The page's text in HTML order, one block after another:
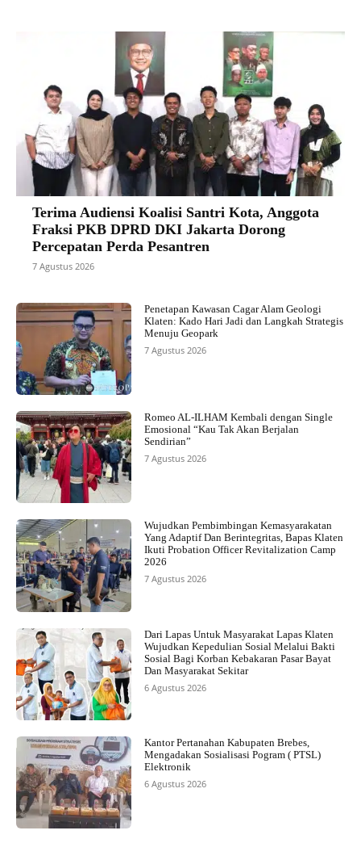
Terima Audiensi Koalisi Santri Kota, Anggota
Fraksi PKB DPRD DKI Jakarta Dorong
Percepatan Perda Pesantren
7 Agustus 2026
Penetapan Kawasan Cagar Alam Geologi
Klaten: Kado Hari Jadi dan Langkah Strategis
Menuju Geopark
7 Agustus 2026
Romeo AL-ILHAM Kembali dengan Single
Emosional “Kau Tak Akan Berjalan
Sendirian”
7 Agustus 2026
Wujudkan Pembimbingan Kemasyarakatan
Yang Adaptif Dan Berintegritas, Bapas Klaten
Ikuti Probation Officer Revitalization Camp
2026
7 Agustus 2026
Dari Lapas Untuk Masyarakat Lapas Klaten
Wujudkan Kepedulian Sosial Melalui Bakti
Sosial Bagi Korban Kebakaran Pasar Bayat
Dan Masyarakat Sekitar
6 Agustus 2026
Kantor Pertanahan Kabupaten Brebes,
Mengadakan Sosialisasi Pogram ( PTSL)
Elektronik
6 Agustus 2026